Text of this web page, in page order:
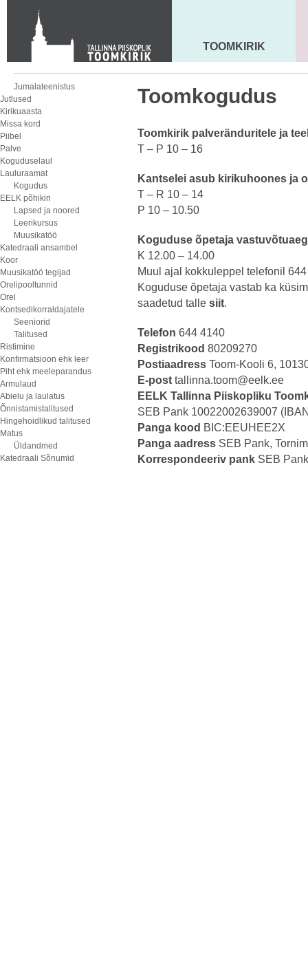
KONTAKT
Toom-Kooli 6, 10130 TALLINN
tallinna.toom@eelk.ee
MAARJA KIRIK
TOOMKIRIK
Jumalateenistus
Jutlused
Kirikuaasta
Missa kord
Piibel
Palve
Koguduselaul
Lauluraamat
Kogudus
EELK põhikiri
Lapsed ja noored
Leerikursus
Muusikatöö
Katedraali ansambel
Koor
Muusikatöö tegijad
Orelipooltunnid
Orel
Kontsedikorraldajatele
Seeniorid
Talitused
Ristimine
Konfirmatsioon ehk leer
Piht ehk meeleparandus
Armulaud
Abielu ja laulatus
Õnnistamistalitused
Hingehoidlikud talitused
Matus
Üldandmed
Katedraali Sõnumid
Toomkogudus
Toomkirik palveränduritele ja
T – P 10 – 16
Kantselei asub kirikuhoones ja
T – R 10 – 14
P 10 – 10.50
Koguduse õpetaja vastuvõtuaeg
K 12.00 – 14.00
Muul ajal kokkuleppel telefonil
Koguduse õpetaja vastab ka
saadetud talle siit.
Telefon 644 4140
Registrikood 80209270
Postiaadress Toom-Kooli 6,
E-post tallinna.toom@eelk.ee
EELK Tallinna Piiskopliku
SEB Pank 10022002639007
Panga kood BIC:EEUHEE2X
Panga aadress SEB Pank,
Korrespondeeriv pank SEB Pank